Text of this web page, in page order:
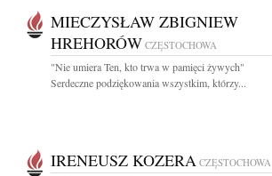
MIECZYSŁAW ZBIGNIEW
HREHORÓW CZĘSTOCHOWA
"Nie umiera Ten, kto trwa w pamięci żywych"
Serdeczne podziękowania wszystkim, którzy...
IRENEUSZ KOZERA CZĘSTOCHOWA